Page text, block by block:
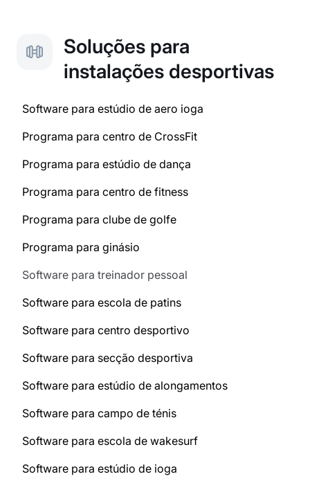
Soluções para
instalações desportivas
Software para estúdio de aero ioga
Programa para centro de CrossFit
Programa para estúdio de dança
Programa para centro de fitness
Programa para clube de golfe
Programa para ginásio
Software para treinador pessoal
Software para escola de patins
Software para centro desportivo
Software para secção desportiva
Software para estúdio de alongamentos
Software para campo de ténis
Software para escola de wakesurf
Software para estúdio de ioga